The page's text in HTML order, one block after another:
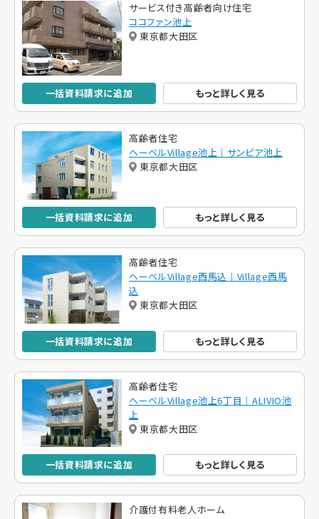
サービス付き高齢者向け住宅
ココファン池上
東京都大田区
一括資料請求に追加 もっと詳しく見る
高齢者住宅
ヘーベルVillage池上｜サンピア池上
東京都大田区
一括資料請求に追加 もっと詳しく見る
高齢者住宅
ヘーベルVillage西馬込｜Village西馬
込
東京都大田区
一括資料請求に追加 もっと詳しく見る
高齢者住宅
ヘーベルVillage池上6丁目｜ALIVIO池
上
東京都大田区
一括資料請求に追加 もっと詳しく見る
介護付有料老人ホーム